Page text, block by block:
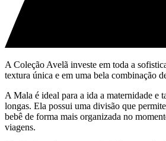
A Coleção Avelã investe em toda a
textura única e em uma bela combinação
A Mala é ideal para a ida a maternidade e
longas. Ela possui uma divisão que
bebê de forma mais organizada no
viagens.